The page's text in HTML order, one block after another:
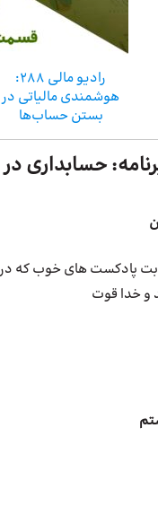
رادیو مالی 288:
هوشمندی مالیاتی در
بستن حساب‌ها
حسابداری
پادکست های خوب که
و خدا قوت